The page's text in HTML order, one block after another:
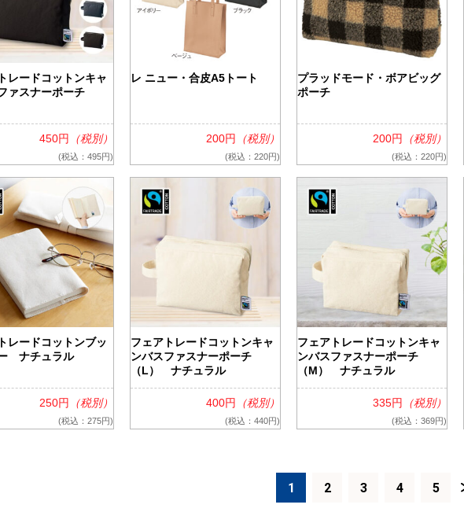
レードコットンキャ
ァスナーポーチ
450円 （税別）
(税込：495円)
レ ニュー・合皮A5トート
200円 （税別）
(税込：220円)
プラッドモード・ボアビッグ
ポーチ
200円 （税別）
(税込：220円)
レードコットンブッ
ナチュラル
250円 （税別）
(税込：275円)
フェアトレードコットンキャ
ンバスファスナーポーチ
（L） ナチュラル
400円 （税別）
(税込：440円)
フェアトレードコットンキャ
ンバスファスナーポーチ
（M） ナチュラル
335円 （税別）
(税込：369円)
1 2 3 4 5